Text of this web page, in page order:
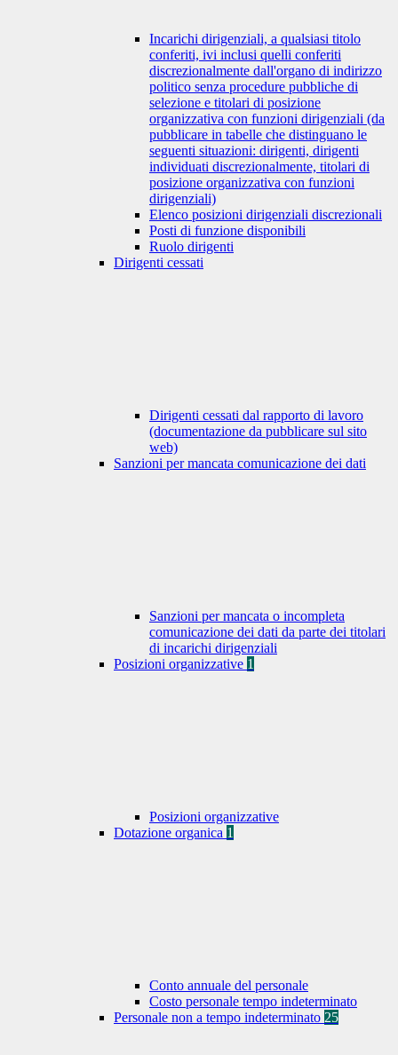
Incarichi dirigenziali, a qualsiasi titolo
conferiti, ivi inclusi quelli conferiti
discrezionalmente dall'organo di indirizzo
politico senza procedure pubbliche di
selezione e titolari di posizione
organizzativa con funzioni dirigenziali (da
pubblicare in tabelle che distinguano le
seguenti situazioni: dirigenti, dirigenti
individuati discrezionalmente, titolari di
posizione organizzativa con funzioni
dirigenziali)
Elenco posizioni dirigenziali discrezionali
Posti di funzione disponibili
Ruolo dirigenti
Dirigenti cessati
Dirigenti cessati dal rapporto di lavoro
(documentazione da pubblicare sul sito
web)
Sanzioni per mancata comunicazione dei dati
Sanzioni per mancata o incompleta
comunicazione dei dati da parte dei titolari
di incarichi dirigenziali
Posizioni organizzative 1
Posizioni organizzative
Dotazione organica 1
Conto annuale del personale
Costo personale tempo indeterminato
Personale non a tempo indeterminato 25